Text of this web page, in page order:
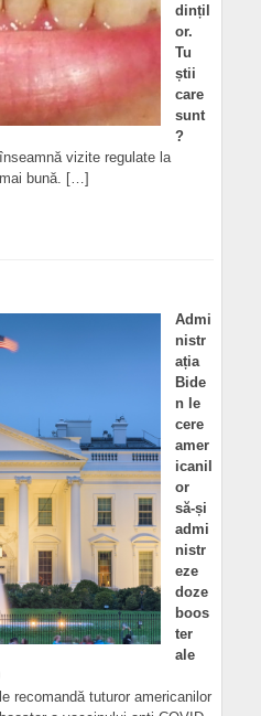
dințil
or.
Tu
știi
care
sunt
?
vizite regulate la
bună. […]
Admi
nistr
ația
Bide
n le
cere
amer
icanil
or
să-și
admi
nistr
eze
doze
boos
ter
ale
recomandă tuturor americanilor